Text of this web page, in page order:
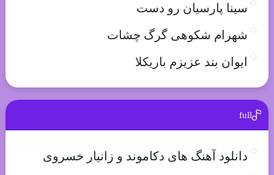
سینا پارسیان رو دست
شهرام شکوهی گرگ چشات
ایوان بند عزیزم باریکلا
full
دانلود آهنگ های دکاموند و زانیار خسروی